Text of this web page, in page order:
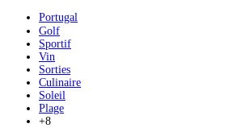
Portugal
Golf
Sportif
Vin
Sorties
Culinaire
Soleil
Plage
+8